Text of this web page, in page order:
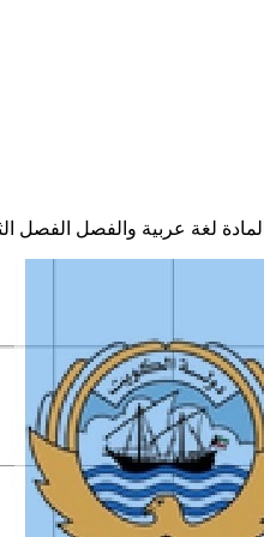
لغة عربية والفصل الفصل